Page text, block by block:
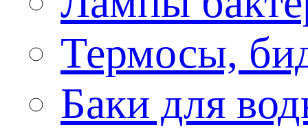
Термосы,
Баки для